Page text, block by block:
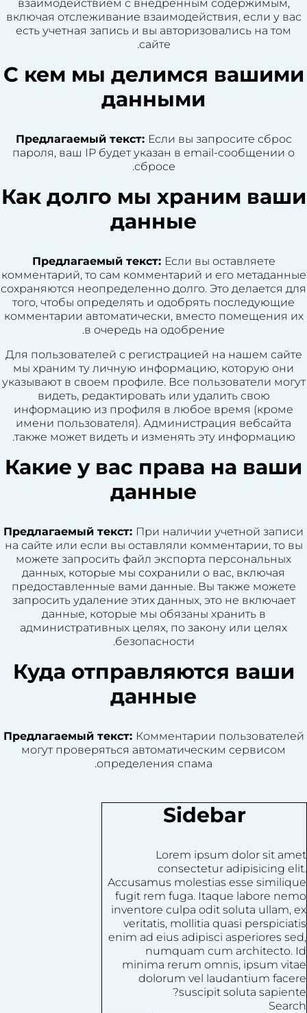
взаимодействием с внедренным содержимым,
включая отслеживание взаимодействия, если у вас
есть учетная запись и вы авторизовались на том
сайте.
С кем мы делимся вашими
данными
Предлагаемый текст: Если вы запросите сброс
пароля, ваш IP будет указан в email-сообщении о
сбросе.
Как долго мы храним ваши
данные
Предлагаемый текст: Если вы оставляете
комментарий, то сам комментарий и его метаданные
сохраняются неопределенно долго. Это делается для
того, чтобы определять и одобрять последующие
комментарии автоматически, вместо помещения их
в очередь на одобрение.
Для пользователей с регистрацией на нашем сайте
мы храним ту личную информацию, которую они
указывают в своем профиле. Все пользователи могут
видеть, редактировать или удалить свою
информацию из профиля в любое время (кроме
имени пользователя). Администрация вебсайта
также может видеть и изменять эту информацию.
Какие у вас права на ваши
данные
Предлагаемый текст: При наличии учетной записи
на сайте или если вы оставляли комментарии, то вы
можете запросить файл экспорта персональных
данных, которые мы сохранили о вас, включая
предоставленные вами данные. Вы также можете
запросить удаление этих данных, это не включает
данные, которые мы обязаны хранить в
административных целях, по закону или целях
безопасности.
Куда отправляются ваши
данные
Предлагаемый текст: Комментарии пользователей
могут проверяться автоматическим сервисом
определения спама.
Sidebar
Lorem ipsum dolor sit amet
consectetur adipisicing elit.
Accusamus molestias esse similique
fugit rem fuga. Itaque labore nemo
inventore culpa odit soluta ullam, ex
veritatis, mollitia quasi perspiciatis
enim ad eius adipisci asperiores sed,
numquam cum architecto. Id
minima rerum omnis, ipsum vitae
dolorum vel laudantium facere
suscipit soluta sapiente?
Search